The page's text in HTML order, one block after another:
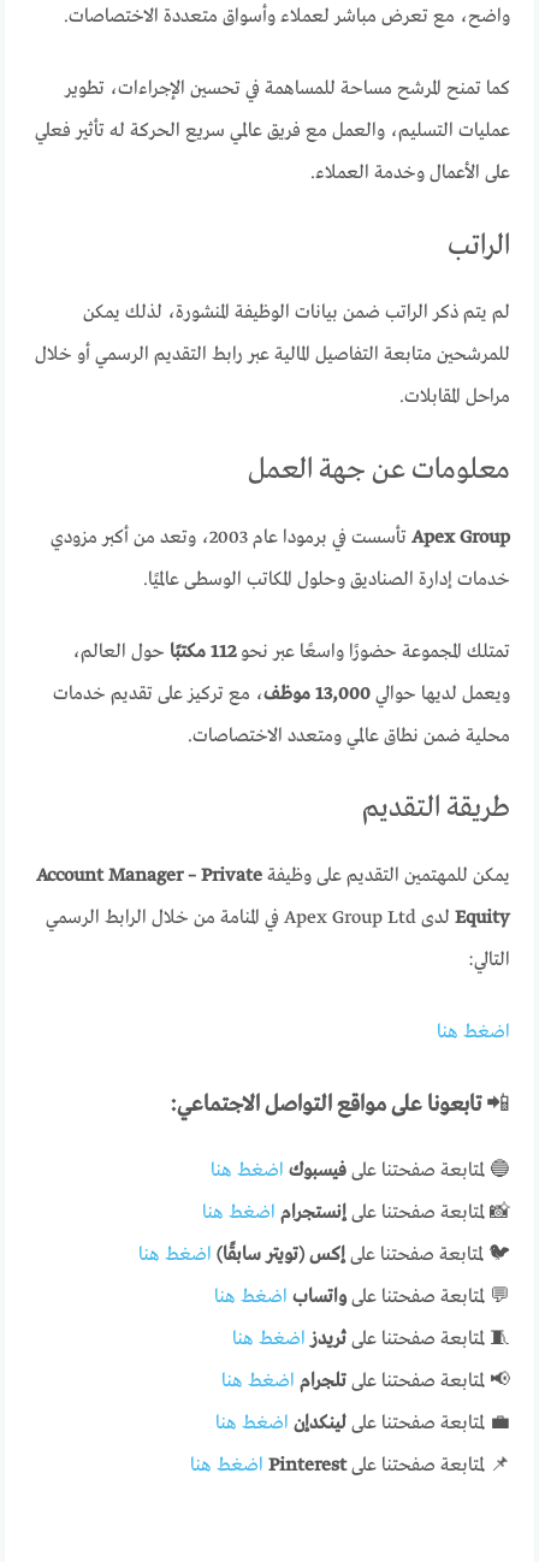
واضح، مع تعرض مباشر لعملاء وأسواق متعددة الاختصاصات.
كما تمنح المرشح مساحة للمساهمة في تحسين الإجراءات، تطوير
عمليات التسليم، والعمل مع فريق عالمي سريع الحركة له تأثير فعلي
على الأعمال وخدمة العملاء.
الراتب
لم يتم ذكر الراتب ضمن بيانات الوظيفة المنشورة، لذلك يمكن
للمرشحين متابعة التفاصيل المالية عبر رابط التقديم الرسمي أو خلال
مراحل المقابلات.
معلومات عن جهة العمل
Apex Group
تأسست في برمودا عام 2003، وتعد من أكبر مزودي
خدمات إدارة الصناديق وحلول المكاتب الوسطى عالميًا.
تمتلك المجموعة حضورًا واسعًا عبر نحو112 مكتبًا
حول العالم،
ويعمل لديها حوالي13,000 موظف
، مع تركيز على تقديم خدمات
محلية ضمن نطاق عالمي ومتعدد الاختصاصات.
طريقة التقديم
يمكن للمهتمين التقديم على وظيفةAccount Manager – Private
Equity
لدى Apex Group Ltd في المنامة من خلال الرابط الرسمي
التالي:
اضغط هنا
📲تابعونا على مواقع التواصل الاجتماعي:
🔵 لمتابعة صفحتنا علىفيسبوك اضغط هنا
📸 لمتابعة صفحتنا علىإنستجرام اضغط هنا
🐦 لمتابعة صفحتنا علىإكس (تويتر سابقًا) اضغط هنا
💬 لمتابعة صفحتنا علىواتساب اضغط هنا
🧵 لمتابعة صفحتنا علىثريدز اضغط هنا
📢 لمتابعة صفحتنا علىتلجرام اضغط هنا
💼 لمتابعة صفحتنا علىلينكدإن اضغط هنا
📌 لمتابعة صفحتنا علىPinterest اضغط هنا